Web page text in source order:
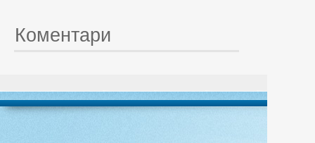
Коментари